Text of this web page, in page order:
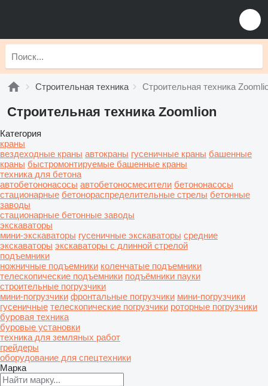
Строительная техника Строительная техника
Строительная техника Zoomlion
Категория
краны
вездеходные краны автокраны гусеничные краны башенные
краны быстромонтируемые башенные краны
техника для бетона
автобетононасосы автобетоносмесители бетононасосы
стационарные бетонораспределительные стрелы бетонные
заводы
стационарные бетонные заводы
экскаваторы
мини-экскаваторы гусеничные экскаваторы средние
экскаваторы экскаваторы с длинной стрелой
подъемники
ножничные подъемники коленчатые подъемники
телескопические подъемники подъёмники пауки
строительные погрузчики
мини-погрузчики фронтальные погрузчики мини-погрузчики
гусеничные телескопические погрузчики роторные погрузчики
буровая техника
буровые установки
техника для земляных работ
грейдеры
оборудование для спецтехники
Марка